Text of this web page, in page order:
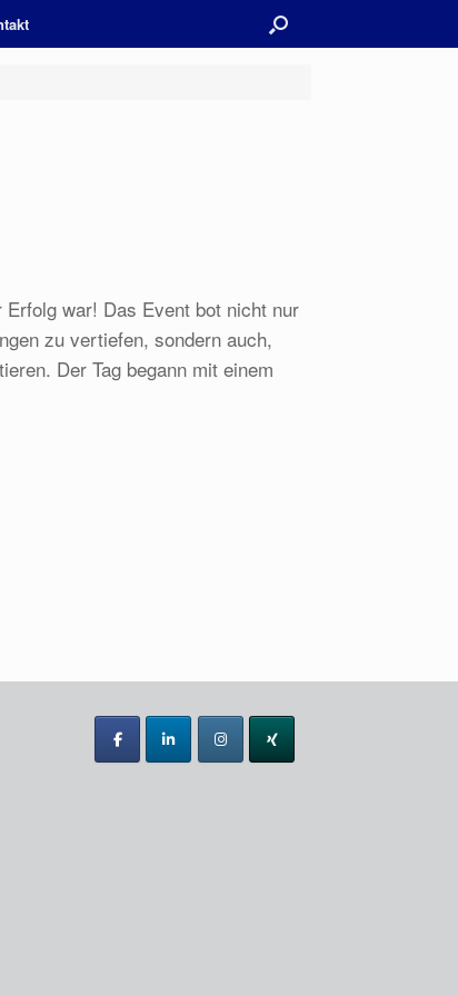
war! Das Event bot nicht nur
zu vertiefen, sondern auch,
Der Tag begann mit einem